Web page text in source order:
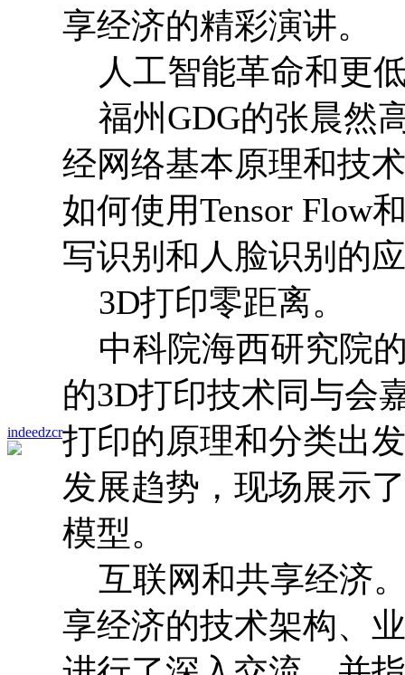
indeedzcr
享经济的精彩演讲。
人工智能革命和更
福州GDG的张晨然
经网络基本原理和技
如何使用Tensor Flow
写识别和人脸识别的
3D打印零距离。
中科院海西研究院
的3D打印技术同与会
打印的原理和分类出
发展趋势，现场展示
模型。
互联网和共享经济
享经济的技术架构、